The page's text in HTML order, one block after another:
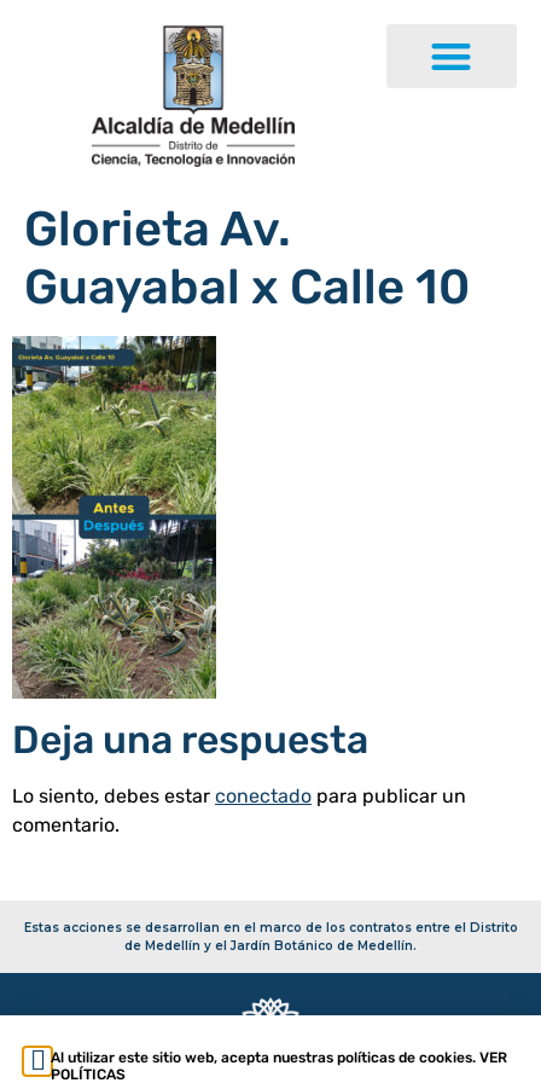
Glorieta Av.
Guayabal x Calle 10
Deja una respuesta
Lo siento, debes estar conectado para publicar un
comentario.
Estas acciones se desarrollan en el marco de los contratos entre el Distrito
de Medellín y el Jardín Botánico de Medellín.
Al utilizar este sitio web, acepta nuestras políticas de cookies. VER
POLÍTICAS